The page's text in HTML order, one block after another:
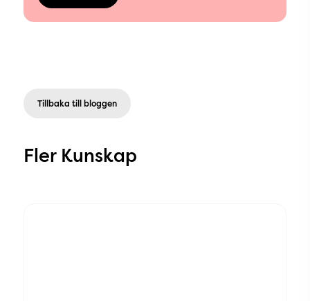
Tillbaka till bloggen
Fler Kunskap